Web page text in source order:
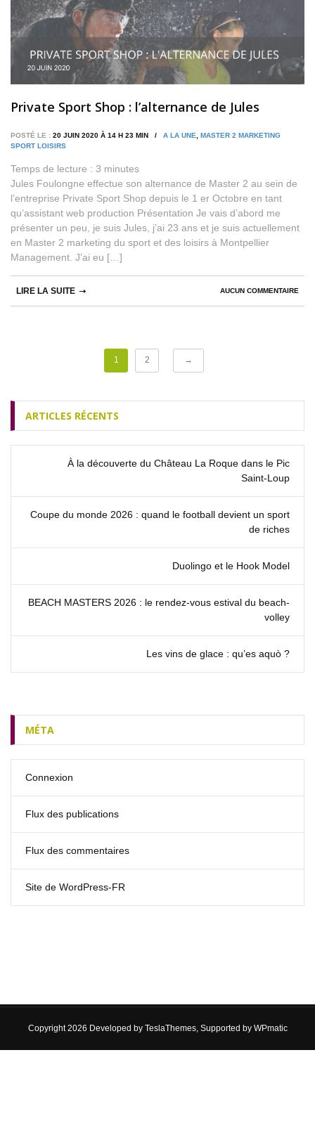
Private Sport Shop : l’alternance de Jules
POSTÉ LE : 20 JUIN 2020 À 14 H 23 MIN / A LA UNE
MASTER 2 MARKETING
SPORT LOISIRS
Temps de lecture : 3 minutes
Jules Foulongne effectue son alternance de Master 2 au sein de
l’entreprise Private Sport Shop depuis le 1 er Octobre en tant
qu’assistant web production Présentation Je vais d’abord me
présenter un peu, je suis Jules, j’ai 23 ans et je suis actuellement
en Master 2 marketing du sport et des loisirs à Montpellier
Management. J’ai eu […]
AUCUN COMMENTAIRE
LIRE LA SUITE
1 2 →
ARTICLES RÉCENTS
À la découverte du Château La Roque dans le Pic
Saint‑Loup
Coupe du monde 2026 : quand le football devient un sport
de riches
Duolingo et le Hook Model
BEACH MASTERS 2026 : le rendez‑vous estival du beach-
volley
Les vins de glace : qu’es aquò ?
MÉTA
Connexion
Flux des publications
Flux des commentaires
Site de WordPress-FR
Copyright 2026 Developed by TeslaThemes, Supported by WPmatic